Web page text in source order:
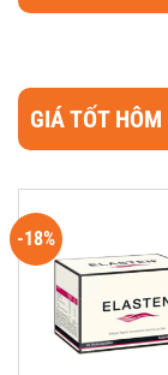
GIÁ TỐT
-18%